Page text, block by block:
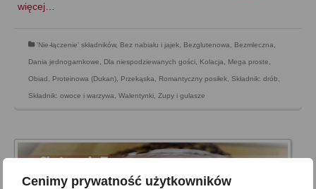
Cenimy prywatność użytkowników
więcej…
'Nie-łączenie' składników, Bez nabiału i jajek Bezglutenowa Bezmleczna
Dania jednogarnkowe Dla niespodziewanych gości Kolacja Mega proste
Obiad Proteinowa (Dukan) Przekąska Romantyczny posiłek Składnik: drób
Składnik: owoce i warzywa Walentynki Zupy i gulasze